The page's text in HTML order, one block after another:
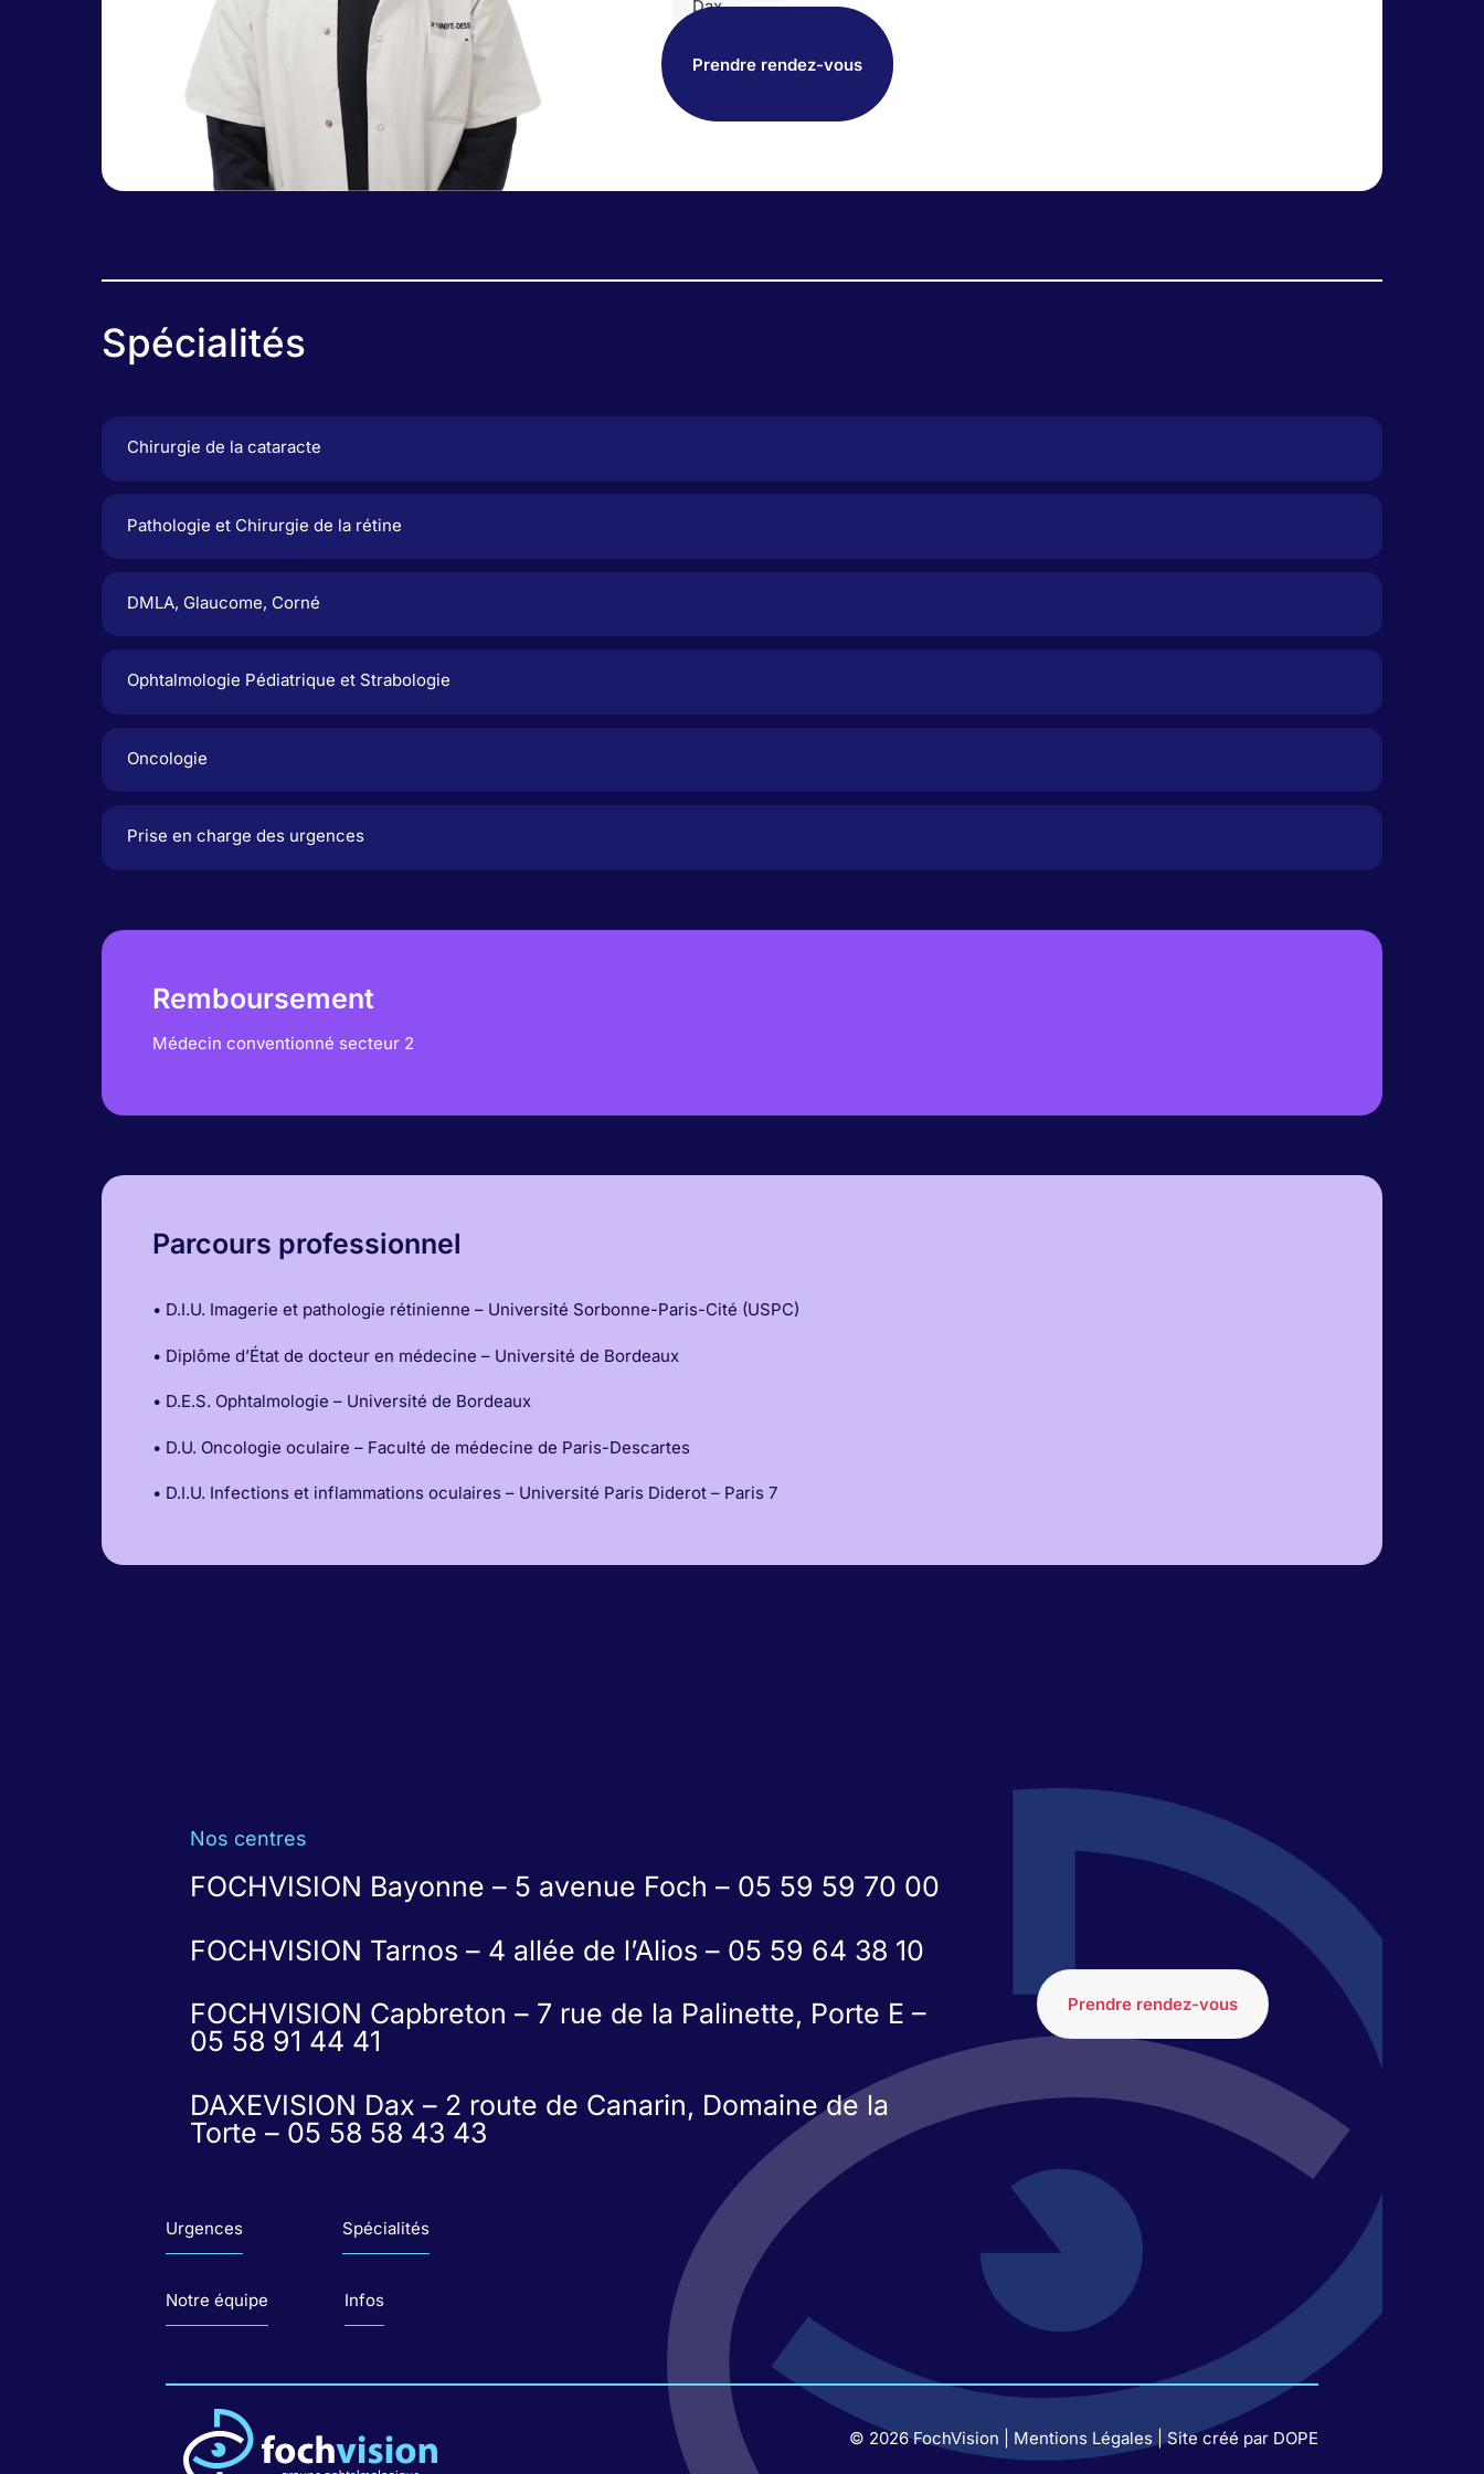
Dax
Prendre rendez-vous
Spécialités
Chirurgie de la cataracte
Pathologie et Chirurgie de la rétine
DMLA, Glaucome, Corné
⁠Ophtalmologie Pédiatrique et Strabologie
Oncologie
Prise en charge des urgences
Remboursement
Médecin conventionné secteur 2
Parcours professionnel
• D.I.U. Imagerie et pathologie rétinienne – Université Sorbonne-Paris-Cité (USPC)
• Diplôme d’État de docteur en médecine – Université de Bordeaux
• D.E.S. Ophtalmologie – Université de Bordeaux
• D.U. Oncologie oculaire – Faculté de médecine de Paris-Descartes
• D.I.U. Infections et inflammations oculaires – Université Paris Diderot – Paris 7
Nos centres
FOCHVISION Bayonne – 5 avenue Foch – 05 59 59 70 00
FOCHVISION Tarnos – 4 allée de l’Alios – 05 59 64 38 10
FOCHVISION Capbreton – 7 rue de la Palinette, Porte E –
05 58 91 44 41
DAXEVISION Dax – 2 route de Canarin, Domaine de la
Torte – 05 58 58 43 43
Prendre rendez-vous
Urgences Spécialités
Notre équipe Infos
© 2026 FochVision | Mentions Légales | Site créé par DOPE